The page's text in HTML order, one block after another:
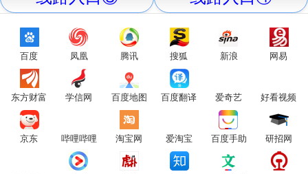
百度 凤凰 腾讯 搜狐 新浪 网易
东方财富 学信网 百度地图 百度翻译 爱奇艺 好看视频
京东 哔哩哔哩 淘宝网 爱淘宝 百度手助 研招网